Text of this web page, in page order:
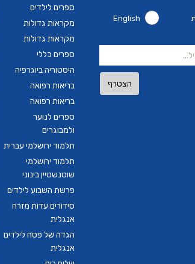
English
הצטרף
ספרים לילדים
מקראות גדולות
מקראות גדולות
ספרים כללי
היסטוריה ביוגרפיה
בריאות רפואה
בריאות רפואה
ספרים לנוער
ולמבוגרים
תלמוד ירושלמי עברית
תלמוד ירושלמי
שוטנשטיין בינוני
פרשת השבוע לילדים
סידורים עדות מזרח
אנגלית
הגדה של פסח לילדים
אנגלית